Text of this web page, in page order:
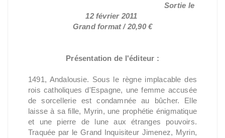
Sortie le
12 février 2011
Grand format / 20,90 €
Présentation de l'éditeur :
1491, Andalousie. Sous le règne implacable des
rois catholiques d'Espagne, une femme accusée
de sorcellerie est condamnée au bûcher. Elle
laisse à sa fille, Myrin, une prophétie énigmatique
et une pierre de lune aux étranges pouvoirs.
Traquée par le Grand Inquisiteur Jimenez, Myrin,